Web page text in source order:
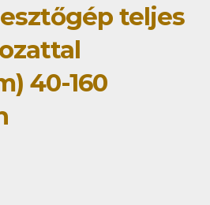
teljes
40-160